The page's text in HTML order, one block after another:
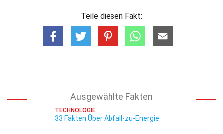
Teile diesen Fakt:
Ausgewählte Fakten
TECHNOLOGIE
33 Fakten Über Abfall-zu-Energie